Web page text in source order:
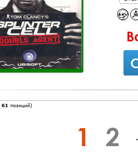
61 позиций)
1 2